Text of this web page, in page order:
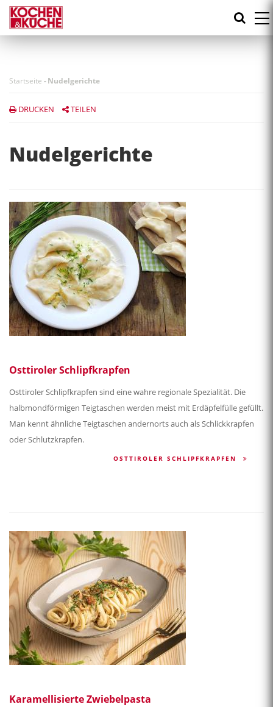
Direkt
zum
Inhalt
Startseite -Nudelgerichte
DRUCKEN TEILEN
Nudelgerichte
Osttiroler Schlipfkrapfen
Osttiroler Schlipfkrapfen sind eine wahre regionale Spezialität. Die
halbmondförmigen Teigtaschen werden meist mit Erdäpfelfülle gefüllt.
Man kennt ähnliche Teigtaschen andernorts auch als Schlickkrapfen
oder Schlutzkrapfen.
OSTTIROLER SCHLIPFKRAPFEN
Karamellisierte Zwiebelpasta